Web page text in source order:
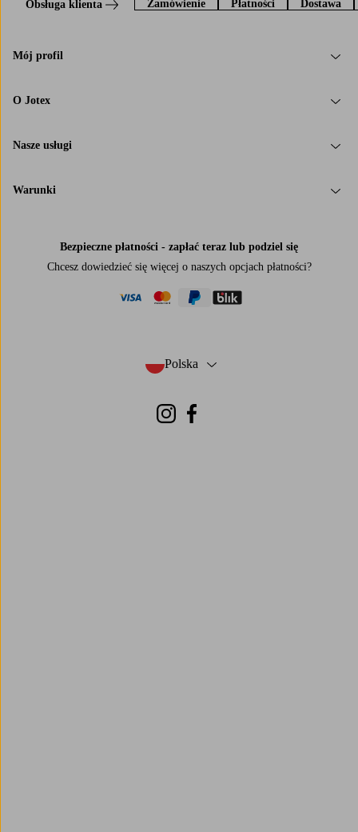
Obsługa klienta Zamówienie Płatności Dostawa
Mój profil
O Jotex
Nasze usługi
Warunki
Bezpieczne płatności - zapłać teraz lub podziel się
Chcesz dowiedzieć się więcej o naszych opcjach płatności?
Polska
- Wybierz kraj